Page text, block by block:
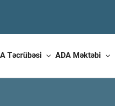
Təcrübəsi ADA Məktəbi